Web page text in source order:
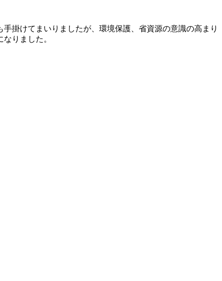
掛けてまいりましたが、環境保護、省資源の意識の高まり
りました。